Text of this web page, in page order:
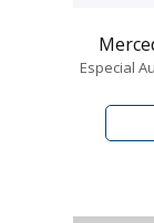
Especial